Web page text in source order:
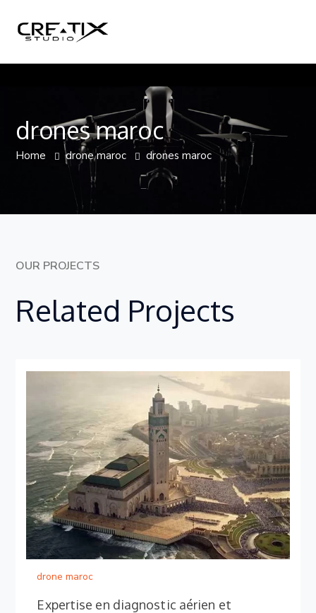
drones maroc
Home drone maroc drones maroc
OUR PROJECTS
Related Projects
drone maroc
Expertise en diagnostic aérien et